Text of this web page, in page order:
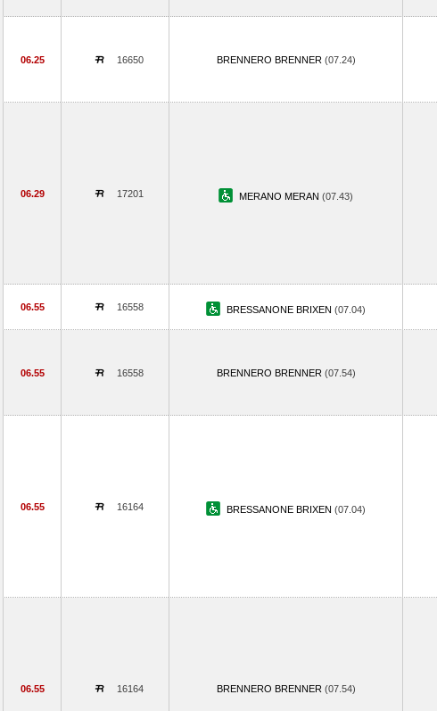
06.25 16650 BRENNERO BRENNER (07.24)
06.29 17201 MERANO MERAN (07.43)
06.55 16558 BRESSANONE BRIXEN (07.04)
06.55 16558 BRENNERO BRENNER (07.54)
06.55 16164 BRESSANONE BRIXEN (07.04)
06.55 16164 BRENNERO BRENNER (07.54)